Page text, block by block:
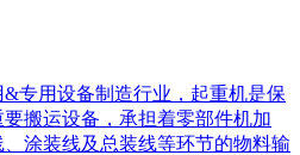
专用设备制造行业，起重机是保
搬运设备，承担着零部件机加
涂装线及总装线等环节的物料输